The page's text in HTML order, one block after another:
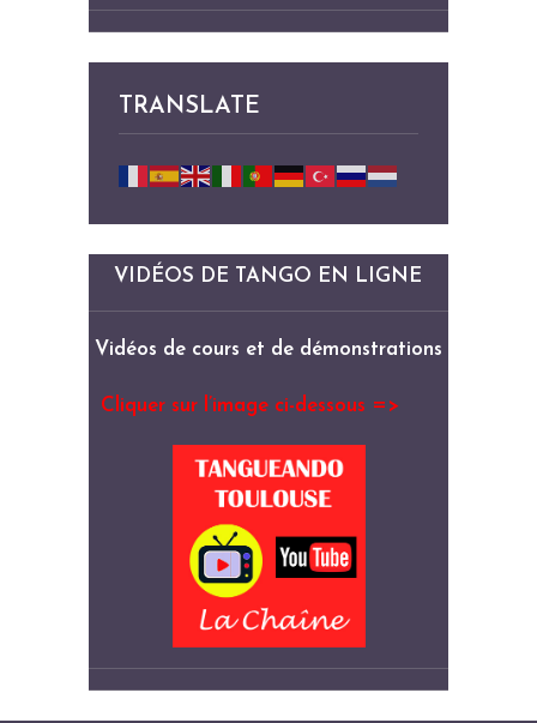
TRANSLATE
VIDÉOS DE TANGO EN LIGNE
Vidéos de cours et de démonstrations
Cliquer sur l’image ci-dessous =>